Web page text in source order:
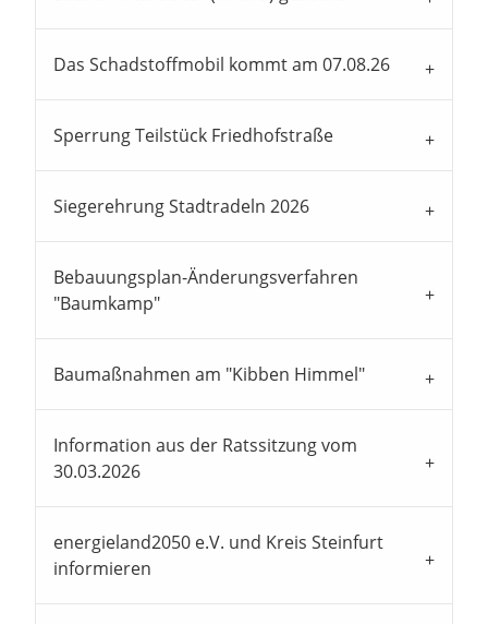
Das Schadstoffmobil kommt am 07.08.26
Sperrung Teilstück Friedhofstraße
Siegerehrung Stadtradeln 2026
Bebauungsplan-Änderungsverfahren
"Baumkamp"
Baumaßnahmen am "Kibben Himmel"
Information aus der Ratssitzung vom
30.03.2026
energieland2050 e.V. und Kreis Steinfurt
informieren